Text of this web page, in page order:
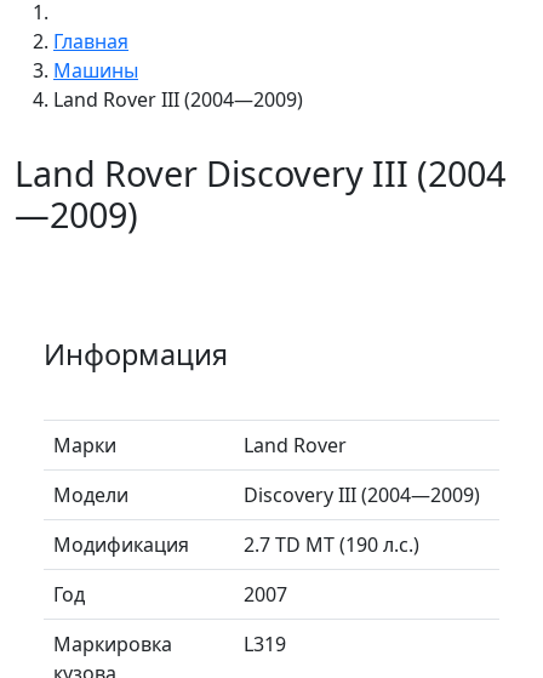
Главная
Машины
Land Rover III (2004—2009)
Land Rover Discovery III (2004
—2009)
Информация
Марки
Land Rover
Модели
Discovery III (2004—2009)
Модификация
2.7 TD MT (190 л.с.)
Год
2007
Маркировка
L319